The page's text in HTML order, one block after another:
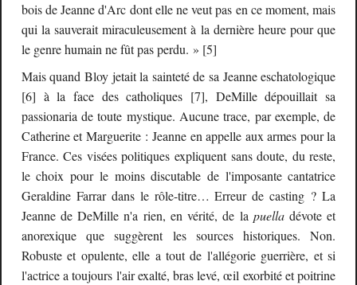
bois de Jeanne d'Arc dont elle ne veut pas en ce moment, mais
qui la sauverait miraculeusement à la dernière heure pour que
le genre humain ne fût pas perdu. » [5]
Mais quand Bloy jetait la sainteté de sa Jeanne eschatologique
[6] à la face des catholiques [7], DeMille dépouillait sa
passionaria de toute mystique. Aucune trace, par exemple, de
Catherine et Marguerite : Jeanne en appelle aux armes pour la
France. Ces visées politiques expliquent sans doute, du reste,
le choix pour le moins discutable de l'imposante cantatrice
Geraldine Farrar dans le rôle-titre… Erreur de casting ? La
Jeanne de DeMille n'a rien, en vérité, de la puelladévote et
anorexique que suggèrent les sources historiques. Non.
Robuste et opulente, elle a tout de l'allégorie guerrière, et si
l'actrice a toujours l'air exalté, bras levé, œil exorbité et poitrine